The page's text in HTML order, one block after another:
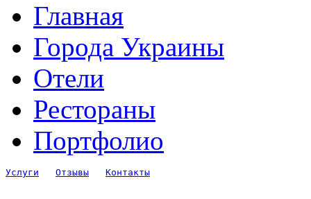
Главная
Города Украины
Отели
Рестораны
Портфолио
Услуги Отзывы Контакты